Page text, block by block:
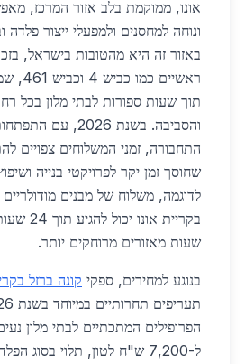
אונו, ממוקמת בלב אזור המרכז,
ונוחה למחסנים ולמפעלי ייצור פלדה
באזור זה היא מהטובות בישראל,
ראשיים
תוך שעות ספורות לבתי מלון בכל
והסביבה. בשנת 2026,
התחבורה, זמני המשלוחים צפויים
שחוסך זמן יקר לפרויקטי בנייה
לדוגמה, משלוח של מבנים
שעות מאזורים מרוחקים יותר.
בנוגע למחירים, ספקי קונה ברזל
ל-7,200 ש"ח לטון, תלוי בסוג